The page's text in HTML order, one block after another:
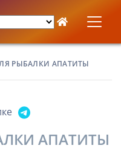
РЫБАЛКИ АПАТИТЫ
АПАТИТЫ